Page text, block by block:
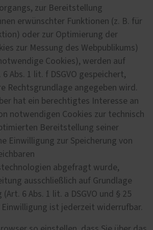
zur Bereitstellung
erwünschter Funktionen (z. B. für
oder zur Optimierung der
zur Messung des Webpublikums)
Cookies), werden auf
Abs. 1 lit. f DSGVO gespeichert,
Rechtsgrundlage angegeben wird.
hat ein berechtigtes Interesse an
notwendigen Cookies zur technisch
Bereitstellung seiner
Einwilligung zur Speicherung von
abgefragt wurde,
ausschließlich auf Grundlage
6 Abs. 1 lit. a DSGVO und § 25
Einwilligung ist jederzeit widerrufbar.